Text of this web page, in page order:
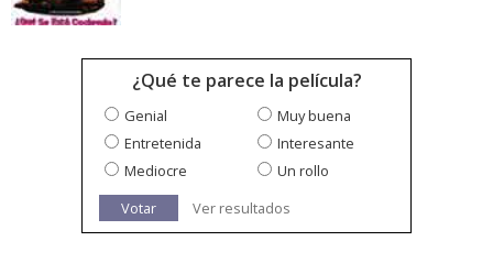
¿Qué te parece la película?
Genial
Muy buena
Entretenida
Interesante
Mediocre
Un rollo
Votar
Ver resultados